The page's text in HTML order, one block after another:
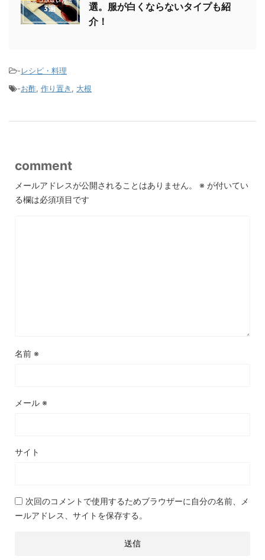
選。服が白くならないタイプも紹
介！
-レシピ・料理
-お酢, 作り置き , 大根
comment
メールアドレスが公開されることはありません。 ※ が付いてい
る欄は必須項目です
名前 ※
メール ※
サイト
次回のコメントで使用するためブラウザーに自分の名前、メ
ールアドレス、サイトを保存する。